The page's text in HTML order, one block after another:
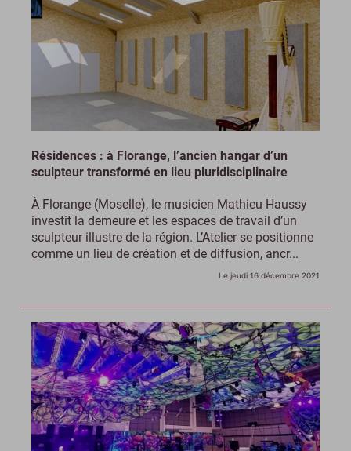
Résidences : à Florange, l’ancien hangar d’un
sculpteur transformé en lieu pluridisciplinaire
À Florange (Moselle), le musicien Mathieu Haussy
investit la demeure et les espaces de travail d’un
sculpteur illustre de la région. L’Atelier se positionne
comme un lieu de création et de diffusion, ancr...
Le jeudi 16 décembre 2021